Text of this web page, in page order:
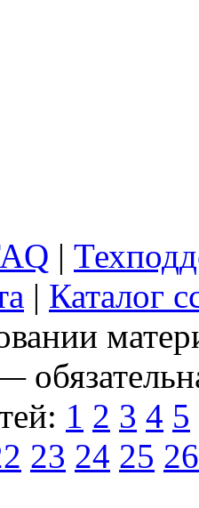
|
| Каталог
1 2 3 4 5
23 24 25 26